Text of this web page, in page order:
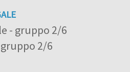
- gruppo 2/6
2/6